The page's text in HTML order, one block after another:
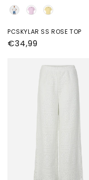
Kleur
PCSKYLAR SS ROSE TOP
Normale
€34,99